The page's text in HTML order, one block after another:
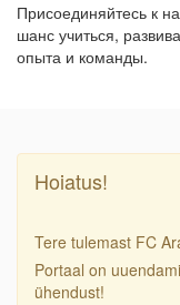
Присоединяйтесь к
шанс учиться,
опыта и команды.
Hoiatus!
Tere tulemast FC
Portaal on
ühendust!